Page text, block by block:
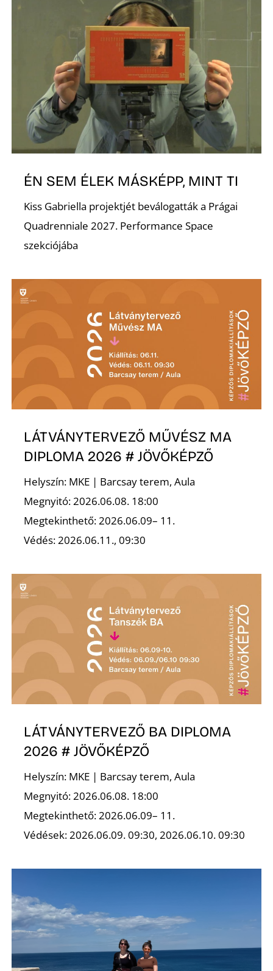
ÉN SEM ÉLEK MÁSKÉPP, MINT TI
Kiss Gabriella projektjét beválogatták a Prágai
Quadrenniale 2027. Performance Space
szekciójába
LÁTVÁNYTERVEZŐ MŰVÉSZ MA
DIPLOMA 2026 # JÖVŐKÉPZŐ
Helyszín: MKE | Barcsay terem, Aula
Megnyitó: 2026.06.08. 18:00
Megtekinthető: 2026.06.09– 11.
Védés: 2026.06.11., 09:30
LÁTVÁNYTERVEZŐ BA DIPLOMA
2026 # JÖVŐKÉPZŐ
Helyszín: MKE | Barcsay terem, Aula
Megnyitó: 2026.06.08. 18:00
Megtekinthető: 2026.06.09– 11.
Védések: 2026.06.09. 09:30, 2026.06.10. 09:30